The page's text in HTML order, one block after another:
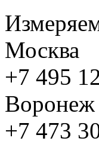
Москва
+7 495
Воронеж
+7 473